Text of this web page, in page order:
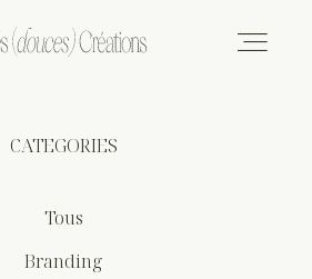
L’AGENCE
SERVICES
CATEGORIES
Tous
Branding